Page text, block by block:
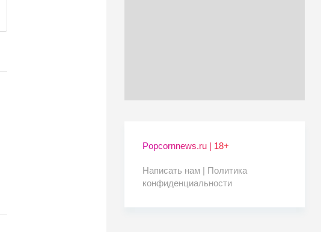
Popcornnews.ru | 18+
Написать нам | Политика
конфиденциальности